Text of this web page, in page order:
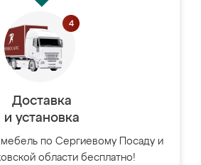
Доставка
и установка
по Сергиевому Посаду и
области бесплатно!